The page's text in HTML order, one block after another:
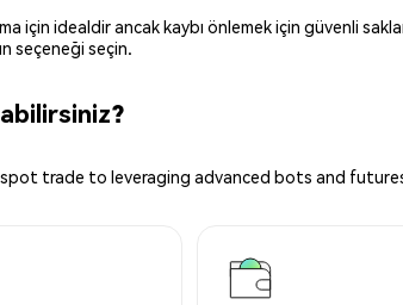
için idealdir ancak kaybı önlemek için güvenli
seçeneği seçin.
trade to leveraging advanced bots and